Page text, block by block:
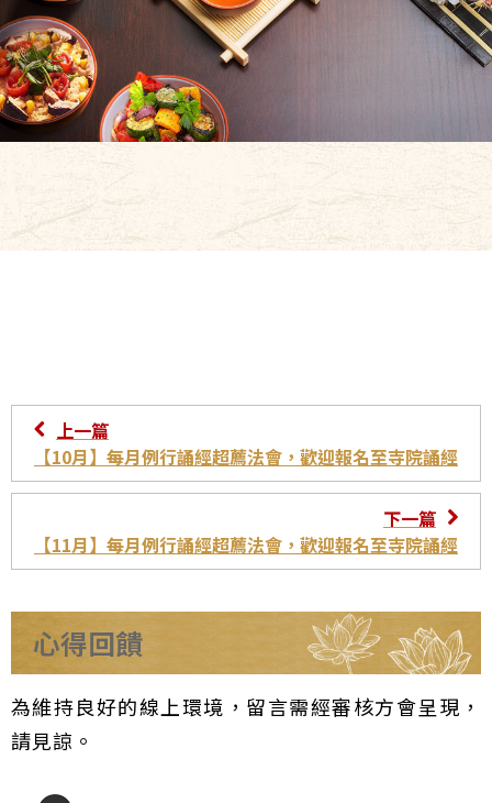
上一篇
【10月】每月例行誦經超薦法會，歡迎報名至寺院誦經
下一篇
【11月】每月例行誦經超薦法會，歡迎報名至寺院誦經
心得回饋
為維持良好的線上環境，留言需經審核方會呈現，
請見諒。